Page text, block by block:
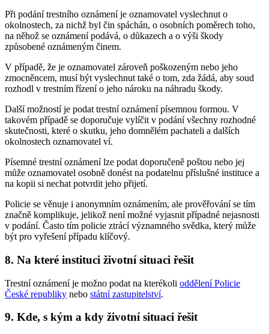
Při podání trestního oznámení je oznamovatel vyslechnut o
okolnostech, za nichž byl čin spáchán, o osobních poměrech toho,
na něhož se oznámení podává, o důkazech a o výši škody
způsobené oznámeným činem.
V případě, že je oznamovatel zároveň poškozeným nebo jeho
zmocněncem, musí být vyslechnut také o tom, zda žádá, aby soud
rozhodl v trestním řízení o jeho nároku na náhradu škody.
Další možností je podat trestní oznámení písemnou formou. V
takovém případě se doporučuje vylíčit v podání všechny rozhodné
skutečnosti, které o skutku, jeho domnělém pachateli a dalších
okolnostech oznamovatel ví.
Písemné trestní oznámení lze podat doporučeně poštou nebo jej
může oznamovatel osobně donést na podatelnu příslušné instituce a
na kopii si nechat potvrdit jeho přijetí.
Policie se věnuje i anonymním oznámením, ale prověřování se tím
značně komplikuje, jelikož není možné vyjasnit případné nejasnosti
v podání. Často tím policie ztrácí významného svědka, který může
být pro vyřešení případu klíčový.
8. Na které instituci životní situaci řešit
Trestní oznámení je možno podat na kterékoli oddělení Policie
České republiky nebo státní zastupitelství.
9. Kde, s kým a kdy životní situaci řešit